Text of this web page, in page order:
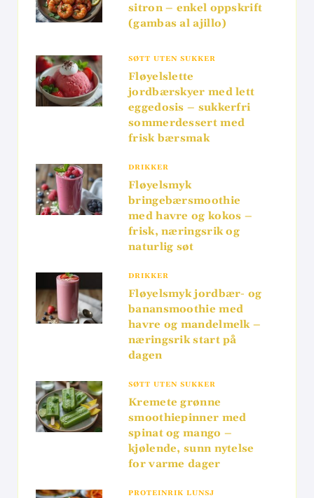
sitron – enkel oppskrift
(gambas al ajillo)
SØTT UTEN SUKKER
Fløyelslette
jordbærskyer med lett
eggedosis – sukkerfri
sommerdessert med
frisk bærsmak
DRIKKER
Fløyelsmyk
bringebærsmoothie
med havre og kokos –
frisk, næringsrik og
naturlig søt
DRIKKER
Fløyelsmyk jordbær- og
banansmoothie med
havre og mandelmelk –
næringsrik start på
dagen
SØTT UTEN SUKKER
Kremete grønne
smoothiepinner med
spinat og mango –
kjølende, sunn nytelse
for varme dager
PROTEINRIK LUNSJ